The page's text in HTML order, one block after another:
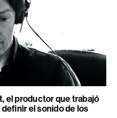
el productor que trabajó
el sonido de los